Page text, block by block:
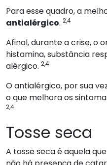
Para esse quadro, a
antialérgico. 2,4
Afinal, durante a crise, o
histamina, substância
alérgico. 2,4
O antialérgico, por sua
o que melhora os
2,4
Tosse seca
A tosse seca é aquela